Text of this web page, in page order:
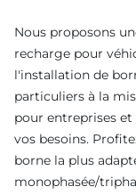
Nous proposons
recharge pour
l'installation de
particuliers à la
pour entreprises
vos besoins.
borne la plus
monophasée/